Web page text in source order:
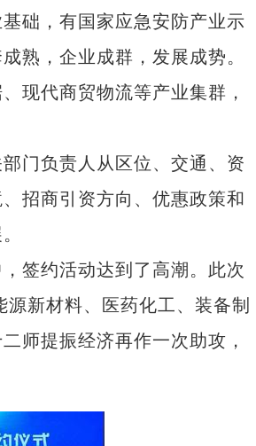
础，有国家应急安防产业示
熟，企业成群，发展成势。
现代商贸物流等产业集群，
门负责人从区位、交通、资
招商引资方向、优惠政策和
约活动达到了高潮。此次
新材料、医药化工、装备制
师提振经济再作一次助攻，